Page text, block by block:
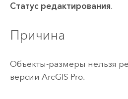
Статус редактирования.
Причина
Объекты-размеры нельзя
версии ArcGIS Pro.